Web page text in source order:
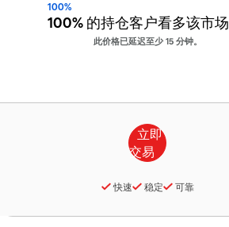
100%
100%的持仓客户看多该市场
此价格已延迟至少 15 分钟。
快速 稳定 可靠